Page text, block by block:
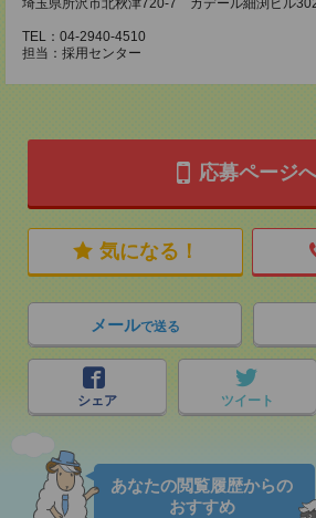
埼玉県所沢市北秋津720-7 カデール細渕ビル
TEL：04-2940-4510
担当：採用センター
応募ページ
気になる！
メールで送る
シェア ツイート
あなたの閲覧履歴からの
おすすめ